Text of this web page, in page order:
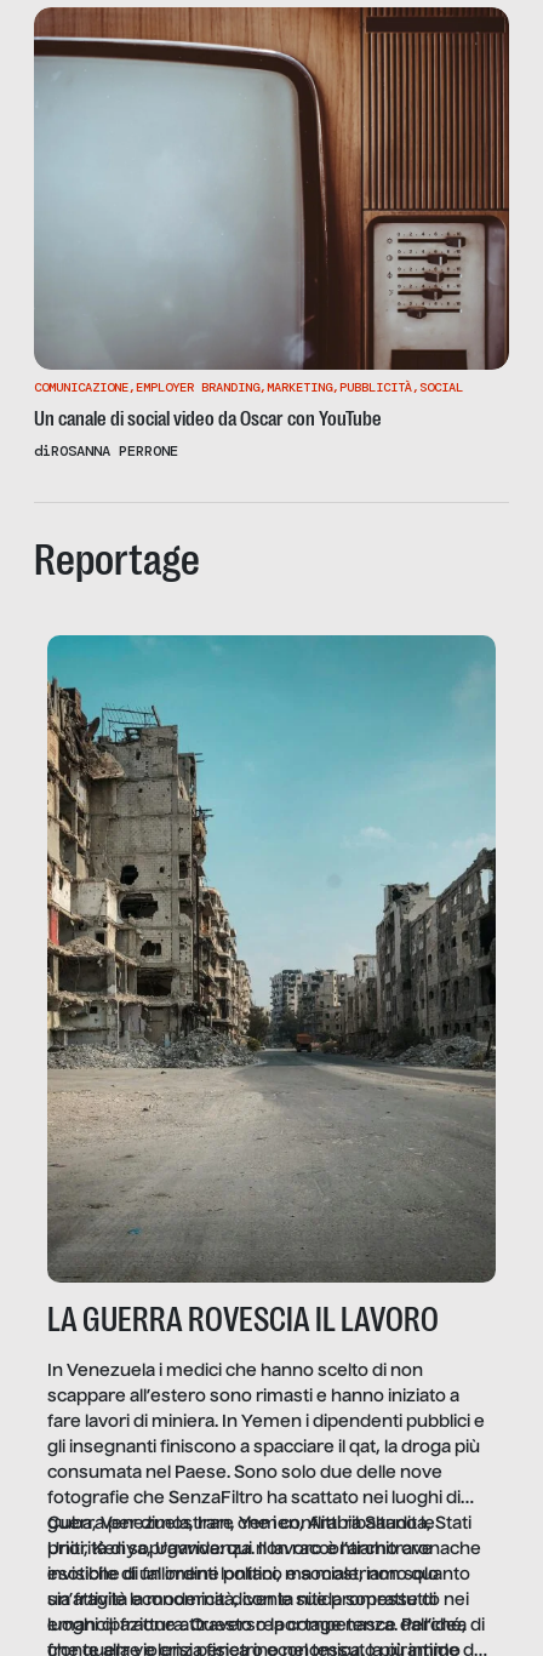
COMUNICAZIONE,EMPLOYER BRANDING,MARKETING,PUBBLICITÀ, SOCIAL
Un canale di social video da Oscar con YouTube
diROSANNA PERRONE
Reportage
LA GUERRA ROVESCIA IL LAVORO
In Venezuela i medici che hanno scelto di non
scappare all’estero sono rimasti e hanno iniziato a
fare lavori di miniera. In Yemen i dipendenti pubblici e
gli insegnanti finiscono a spacciare il qat, la droga più
consumata nel Paese. Sono solo due delle nove
fotografie che SenzaFiltro ha scattato nei luoghi di
guerra per dimostrare che i conflitti ribaltano le
priorità di sopravvivenza. Il lavoro è l’architrave
invisibile di un ordine politico e sociale, non solo
un’attività economica: diventa nitida soprattutto nei
luoghi di frattura. Questo reportage nasce dall’idea
che guerre e crisi penetrino nel tessuto più intimo
Cuba, Venezuela, Iran, Yemen, Arabia Saudita, Stati
Uniti, Kenya, Uganda: qui non raccontiamo cronache
esotiche di fallimenti lontani, ma mostriamo quanto
sia fragile la modernità, con le sue promesse di
emancipazione attraverso la competenza. Perché, di
fronte alla violenza fisica o economica, la piramide del